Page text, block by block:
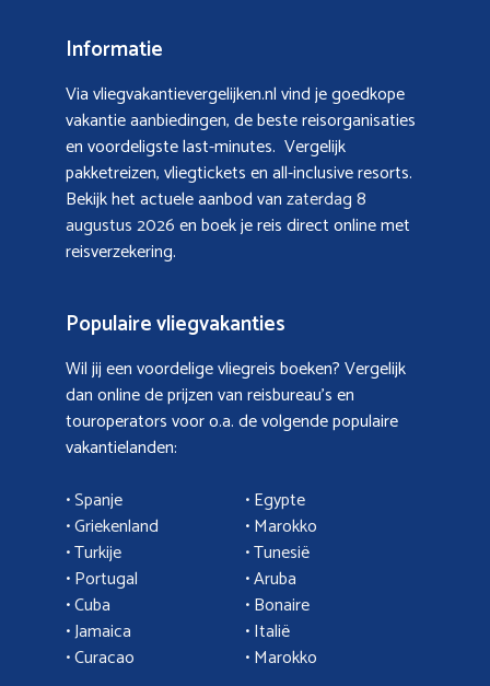
Informatie
Via vliegvakantievergelijken.nl vind je goedkope
vakantie aanbiedingen, de beste reisorganisaties
en voordeligste last-minutes. Vergelijk
pakketreizen, vliegtickets en all-inclusive resorts.
Bekijk het actuele aanbod vanzaterdag 8
augustus 2026en boek je reis direct online met
reisverzekering.
Populaire vliegvakanties
Wil jij een voordelige vliegreis boeken? Vergelijk
dan online de prijzen van reisbureau’s en
touroperators voor o.a. de volgende populaire
vakantielanden:
• Spanje
• Griekenland
• Turkije
•Portugal
•Cuba
•Jamaica
• Curacao
• Egypte
•Marokko
• Tunesië
•Aruba
• Bonaire
•Italië
•Marokko